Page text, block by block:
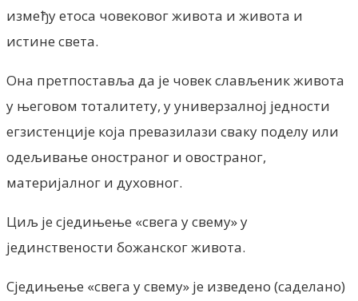
између етоса човековог живота и живота и
истине света.
Она претпоставља да је човек слављеник живота
у његовом тоталитету, у универзалној једности
егзистенције која превазилази сваку поделу или
одељивање оностраног и овостраног,
материјалног и духовног.
Циљ је сједињење «свега у свему» у
јединствености божанског живота.
Сједињење «свега у свему» је изведено (саделано)